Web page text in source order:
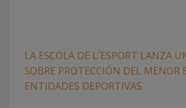
LA ESCOLA DE L´ESPORT LANZA
SOBRE PROTECCIÓN DEL MENOR
ENTIDADES DEPORTIVAS